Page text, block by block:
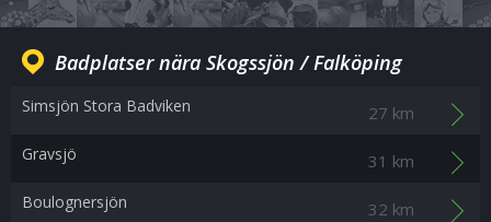
Badplatser nära Skogssjön / Falköping
Simsjön Stora Badviken 27 km
Gravsjö 31 km
Boulognersjön 32 km